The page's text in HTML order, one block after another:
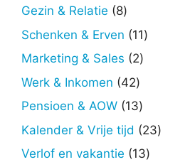
Gezin & Relatie 88
producten
Schenken & Erven 1111
Marketing & Sales 22
Werk & Inkomen 4242
producten
Pensioen & AOW 1313
producten
Kalender & Vrije tijd 2323
Verlof en vakantie 1313